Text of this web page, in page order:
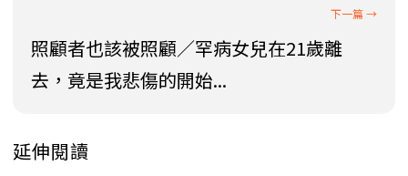
照顧者也該被照顧／罕病女兒在21歲離
去，竟是我悲傷的開始...
延伸閱讀